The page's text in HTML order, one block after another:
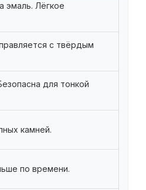
эмаль. Лёгкое
с твёрдым
для тонкой
камней.
по времени.